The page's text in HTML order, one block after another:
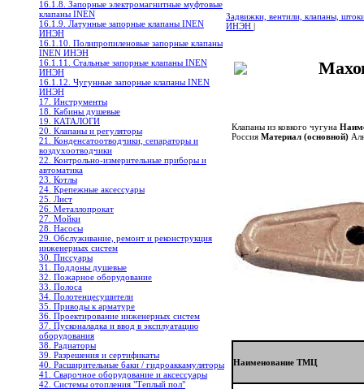
16.1.8. Запорные электромагнитные муфтовые
клапаны INEN
16.1.9. Латунные запорные клапаны INEN
ИНЭН
16.1.10. Полипропиленовые запорные клапаны
INEN ИНЭН
16.1.11. Стальные запорные клапаны INEN
ИНЭН
16.1.12. Чугунные запорные клапаны INEN
ИНЭН
17. Инструменты
18. Кабины душевые
19. КАТАЛОГИ
20. Клапаны и регуляторы
21. Конденсатоотводчики, сепараторы и
воздухоотводчики
22. Контрольно-измерительные приборы и
автоматика
23. Котлы
24. Крепежные аксессуары
25. Лист
26. Металлопрокат
27. Мойки
28. Насосы
29. Обслуживание, ремонт и реконструкция
инженерных систем
30. Писсуары
31. Поддоны душевые
32. Пожарное оборудование
33. Полоса
34. Полотенцесушители
35. Приводы к арматуре
36. Проектирование инженерных систем
37. Пусконаладка и ввод в эксплуатацию
оборудования
38. Радиаторы
39. Разрешения и сертификаты
40. Расширительные баки / гидроаккамуляторы
41. Сварочное оборудование и аксессуары
42. Системы отопления "Теплый пол"
Задвижки, вентили, клапаны,
ИНЭН |
Клапаны из ковкого чугуна
Россия Материал (основной)
Наименование ТМЦ